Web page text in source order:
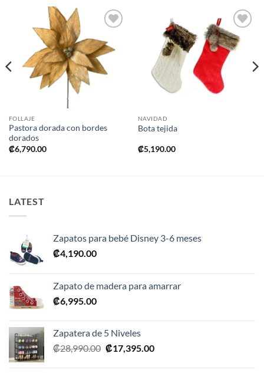
a la
lista de
deseos
FOLLAJE
Pastora dorada con bordes
dorados
₡6,790.00
Añadir
a la
lista de
NAVIDAD
Bota tejida
₡5,190.00
LATEST
Zapatos para bebé Disney 3-6 meses
₡4,190.00
Zapato de madera para amarrar
₡6,995.00
Zapatera de 5 Niveles
₡28,990.00 El
₡17,395.00El